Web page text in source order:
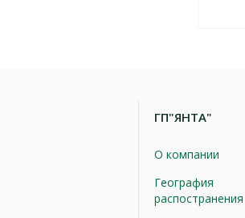
ГП"ЯНТА"
О компании
География
распостранения